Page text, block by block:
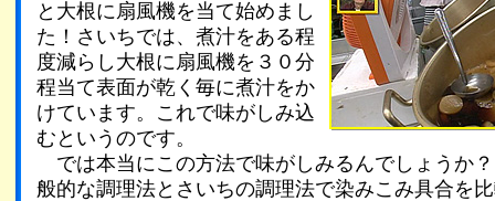
と大根に扇風機を当て始めまし
た！さいちでは、煮汁をある程
度減らし大根に扇風機を３０分
程当て表面が乾く毎に煮汁をか
けています。これで味がしみ込
むというのです。
では本当にこの方法で味がしみるんでしょうか
般的な調理法とさいちの調理法で染みこみ具合を